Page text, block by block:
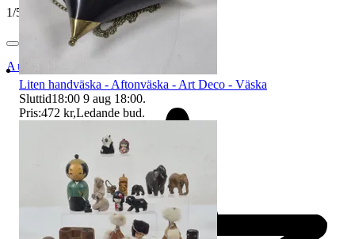
1/5
Auktionsbyra
Liten handväska - Aftonväska - Art Deco - Väska
Sluttid18:00 9 aug 18:00.
Pris:472 kr,Ledande bud.